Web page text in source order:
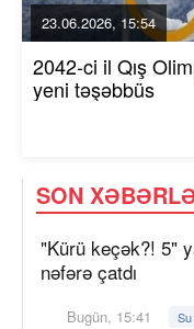
23.06.2026, 15:54
2042-ci il Qış
yeni təşəbbüs
SON
"Kürü keçək?! 5"
nəfərə çatdı
Bugün, 15:41